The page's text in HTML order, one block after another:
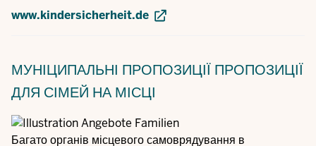
www.kindersicherheit.de
МУНІЦИПАЛЬНІ ПРОПОЗИЦІЇ ПРОПОЗИЦІЇ
ДЛЯ СІМЕЙ НА МІСЦІ
Багато органів місцевого самоврядування в